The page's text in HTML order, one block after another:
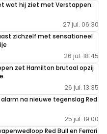
wat hij ziet met Verstappen:
27 jul. 06:30
zichzelf met sensationeel
26 jul. 18:45
zet Hamilton brutaal opzij
26 jul. 13:35
na nieuwe tegenslag Red
25 jul. 19:00
Red Bull en Ferrari